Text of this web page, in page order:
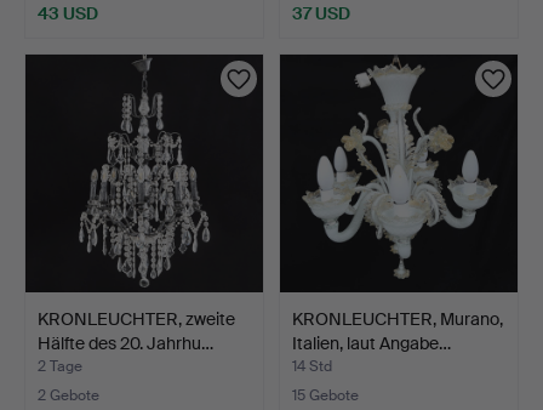
43 USD 37 USD
KRONLEUCHTER, zweite
Hälfte des 20. Jahrhu…
2 Tage
2 Gebote
KRONLEUCHTER, Murano,
Italien, laut Angabe…
14 Std
15 Gebote